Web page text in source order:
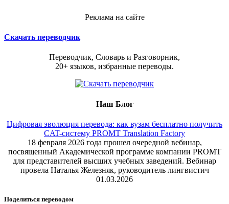
Реклама на сайте
Скачать переводчик
Переводчик, Словарь и Разговорник,
20+ языков, избранные переводы.
Наш Блог
Цифровая эволюция перевода: как вузам бесплатно получить
CAT-систему PROMT Translation Factory
18 февраля 2026 года прошел очередной вебинар,
посвященный Академической программе компании PROMT
для представителей высших учебных заведений. Вебинар
провела Наталья Железняк, руководитель лингвистич
01.03.2026
Поделиться переводом